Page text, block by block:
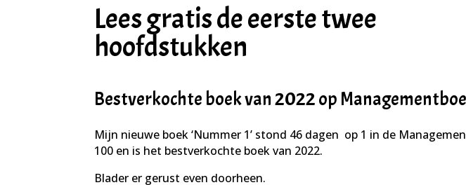
Lees gratis de eerste twee
hoofdstukken
Bestverkochte boek van 2022 op
Mijn nieuwe boek ‘Nummer 1’ stond 46 dagen op 1 in de
100 en is het bestverkochte boek van 2022.
Blader er gerust even doorheen.